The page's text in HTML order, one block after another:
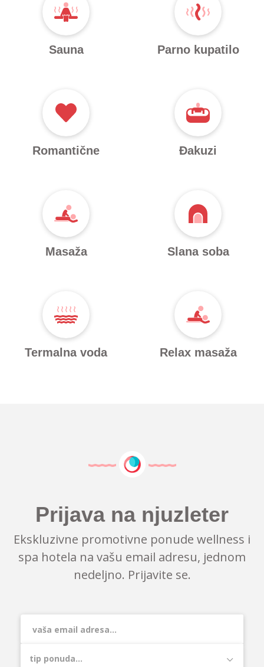
Sauna Parno kupatilo
Romantične Đakuzi
Masaža Slana soba
Termalna voda Relax masaža
Prijava na njuzleter
Ekskluzivne promotivne ponude wellness i
spa hotela na vašu email adresu, jednom
nedeljno. Prijavite se.